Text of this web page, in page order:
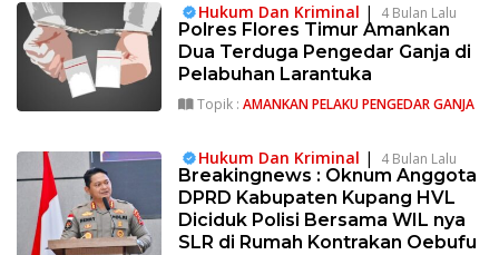
Hukum Dan Kriminal | 4 Bulan Lalu
Polres Flores Timur Amankan
Dua Terduga Pengedar Ganja di
Pelabuhan Larantuka
Topik : AMANKAN PELAKU PENGEDAR GANJA
Hukum Dan Kriminal | 4 Bulan Lalu
Breakingnews : Oknum Anggota
DPRD Kabupaten Kupang HVL
Diciduk Polisi Bersama WIL nya
SLR di Rumah Kontrakan Oebufu